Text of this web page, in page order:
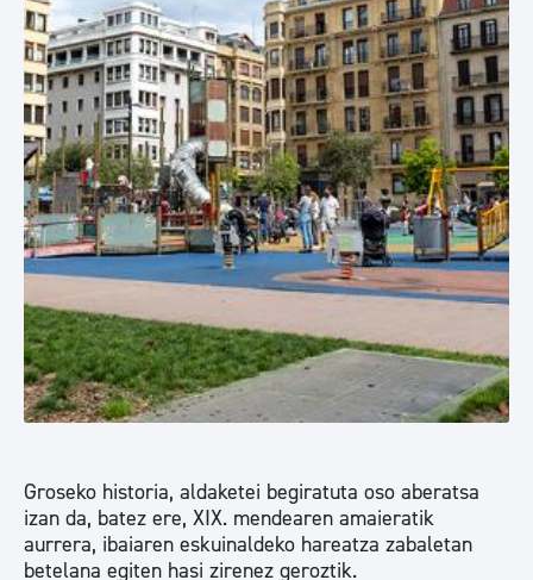
Groseko historia, aldaketei begiratuta oso aberatsa
izan da, batez ere, XIX. mendearen amaieratik
aurrera, ibaiaren eskuinaldeko hareatza zabaletan
betelana egiten hasi zirenez geroztik.